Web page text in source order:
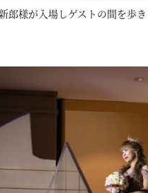
郎様が入場しゲストの間を歩き